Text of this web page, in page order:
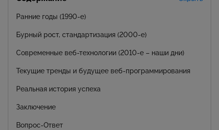
Ранние годы (1990-е)
Бурный рост, стандартизация (2000-е)
Современные веб-технологии (2010-е – наши дни)
Текущие тренды и будущее веб-программирования
Реальная история успеха
Заключение
Вопрос-Ответ